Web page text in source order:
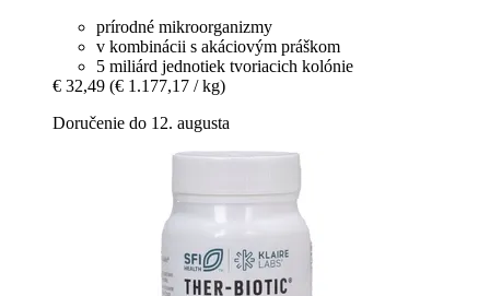
prírodné mikroorganizmy
v kombinácii s akáciovým práškom
5 miliárd jednotiek tvoriacich kolónie
€ 32,49 (€ 1.177,17 / kg)
Doručenie do 12. augusta